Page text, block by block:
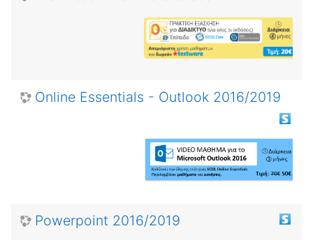
Online Essentials - Outlook 2016/2019
Powerpoint 2016/2019